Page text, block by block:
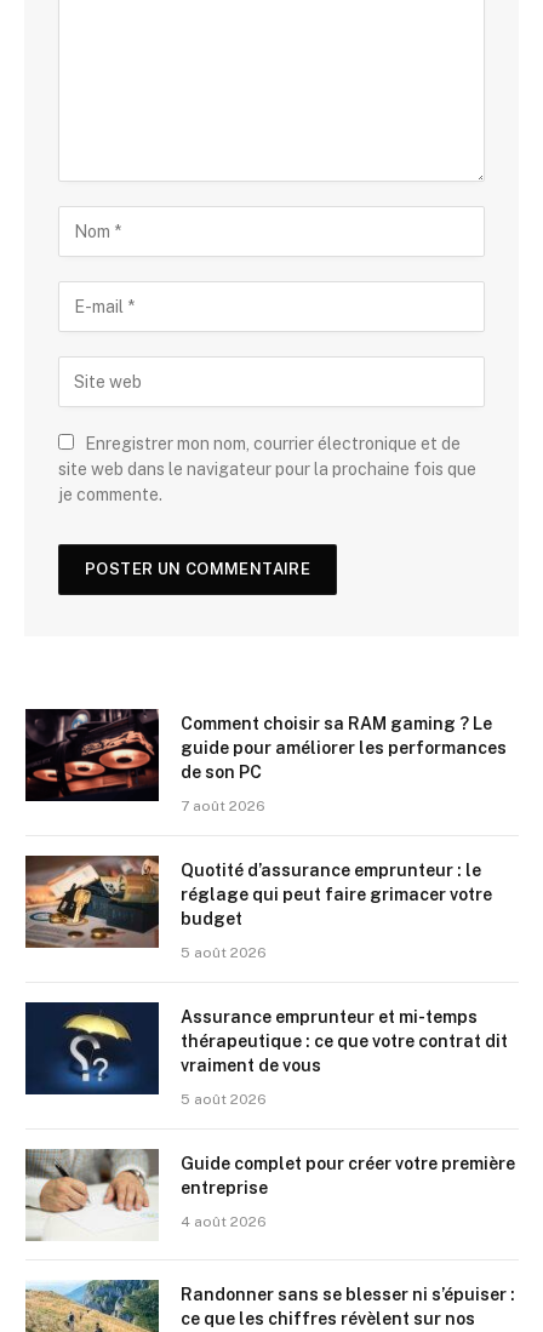
Enregistrer mon nom, courrier électronique et de
site web dans le navigateur pour la prochaine fois que
je commente.
Comment choisir sa RAM gaming ? Le
guide pour améliorer les performances
de son PC
7 août 2026
Quotité d’assurance emprunteur : le
réglage qui peut faire grimacer votre
budget
5 août 2026
Assurance emprunteur et mi-temps
thérapeutique : ce que votre contrat dit
vraiment de vous
5 août 2026
Guide complet pour créer votre première
entreprise
4 août 2026
Randonner sans se blesser ni s’épuiser :
ce que les chiffres révèlent sur nos